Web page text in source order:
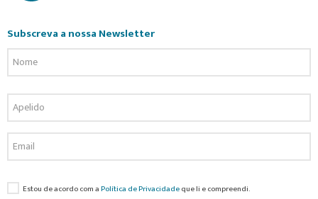
Subscreva a nossa Newsletter
Estou de acordo com aPolítica de Privacidadeque li e compreendi.